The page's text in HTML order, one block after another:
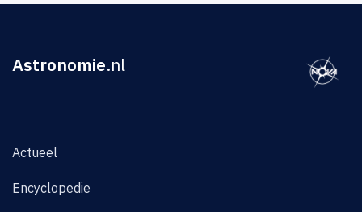
Astronomie.nl
Actueel
Encyclopedie